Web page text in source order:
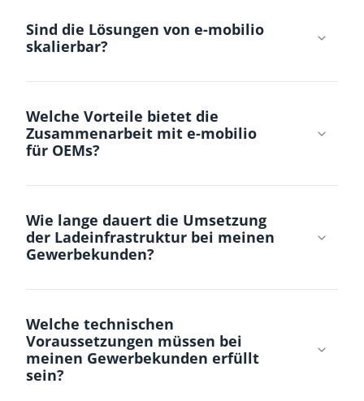
Sind die Lösungen von e-mobilio
skalierbar?
Welche Vorteile bietet die
Zusammenarbeit mit e-mobilio
für OEMs?
Wie lange dauert die Umsetzung
der Ladeinfrastruktur bei meinen
Gewerbekunden?
Welche technischen
Voraussetzungen müssen bei
meinen Gewerbekunden erfüllt
sein?